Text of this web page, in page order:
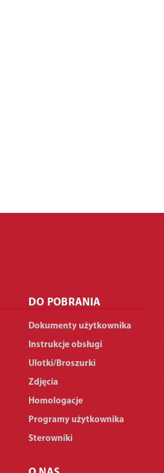
DO POBRANIA
Dokumenty użytkownika
Instrukcje obsługi
Ulotki/Broszurki
Zdjęcia
Homologacje
Programy użytkownika
Sterowniki